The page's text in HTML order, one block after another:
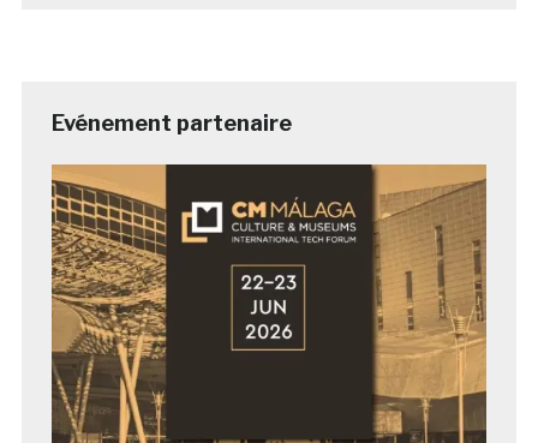
Evénement partenaire